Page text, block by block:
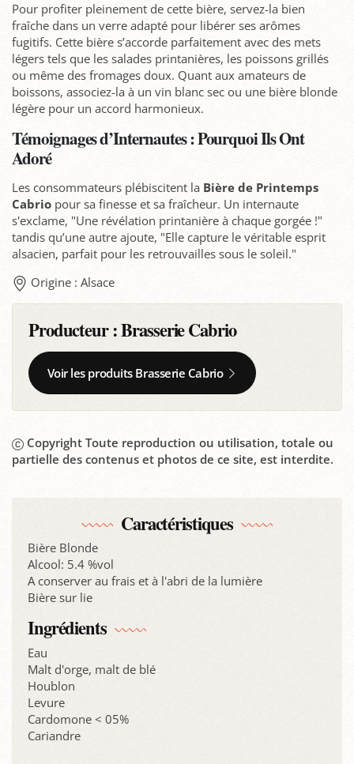
Pour profiter pleinement de cette bière, servez-la bien
fraîche dans un verre adapté pour libérer ses arômes
fugitifs. Cette bière s’accorde parfaitement avec des mets
légers tels que les salades printanières, les poissons grillés
ou même des fromages doux. Quant aux amateurs de
boissons, associez-la à un vin blanc sec ou une bière blonde
légère pour un accord harmonieux.
Témoignages d’Internautes : Pourquoi Ils Ont
Adoré
Les consommateurs plébiscitent la Bière de Printemps
Cabrio pour sa finesse et sa fraîcheur. Un internaute
s'exclame, "Une révélation printanière à chaque gorgée !"
tandis qu’une autre ajoute, "Elle capture le véritable esprit
alsacien, parfait pour les retrouvailles sous le soleil."
Origine : Alsace
Producteur :Brasserie Cabrio
Voir les produits Brasserie Cabrio
Copyright Toute reproduction ou utilisation, totale ou
partielle des contenus et photos de ce site, est interdite.
Caractéristiques
Bière Blonde
Alcool: 5.4 %vol
A conserver au frais et à l'abri de la lumière
Bière sur lie
Ingrédients
Eau
Malt d'orge, malt de blé
Houblon
Levure
Cardomone < 05%
Cariandre